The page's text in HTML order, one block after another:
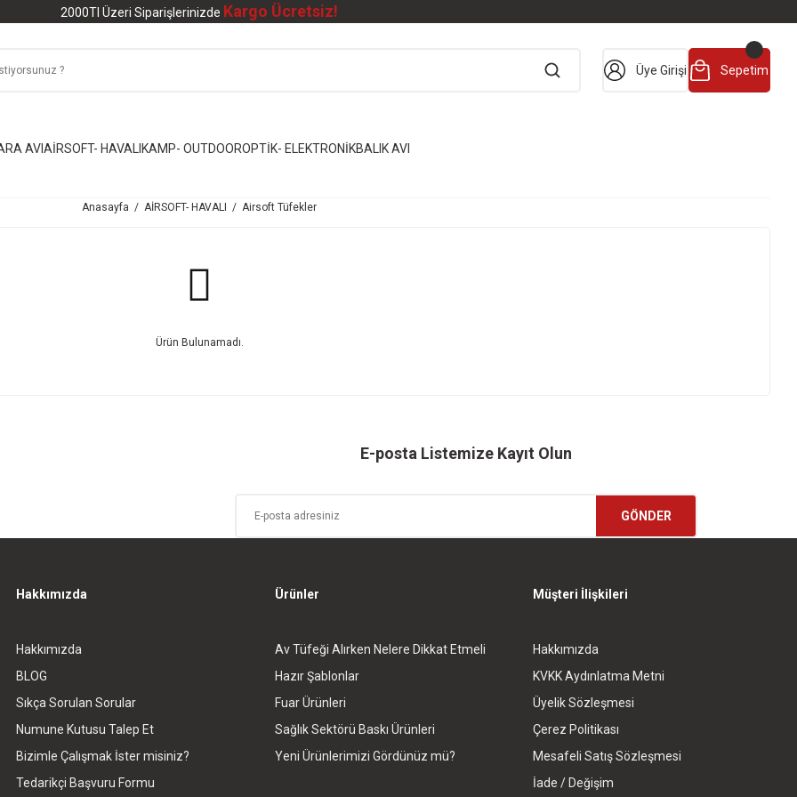
2000Tl Üzeri Siparişlerinizde Kargo Ücretsiz!
Üye Girişi Sepetim
AVIAİRSOFT- HAVALI KAMP- OUTDOOROPTİK- ELEKTRONİKBALIK AVI
Anasayfa AİRSOFT- HAVALI Airsoft Tüfekler
Ürün Bulunamadı.
E-posta Listemize Kayıt Olun
GÖNDER
Hakkımızda
Hakkımızda
BLOG
Sıkça Sorulan Sorular
Numune Kutusu Talep Et
Bizimle Çalışmak İster misiniz?
Tedarikçi Başvuru Formu
Ürünler
Av Tüfeği Alırken Nelere Dikkat Etmeli
Hazır Şablonlar
Fuar Ürünleri
Sağlık Sektörü Baskı Ürünleri
Yeni Ürünlerimizi Gördünüz mü?
Müşteri İlişkileri
Hakkımızda
KVKK Aydınlatma Metni
Üyelik Sözleşmesi
Çerez Politikası
Mesafeli Satış Sözleşmesi
İade / Değişim